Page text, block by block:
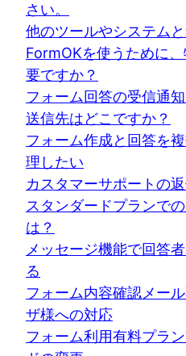
さい。
他のツールやシステム
FormOKを使うために
要ですか？
フォーム回答の受信通
送信先はどこですか？
フォーム作成と回答を
理したい
カスタマーサポートの
スタンダードプランで
は？
メッセージ機能で回答
る
フォーム内容確認メー
ザ様への対応
フォーム利用有料プラ